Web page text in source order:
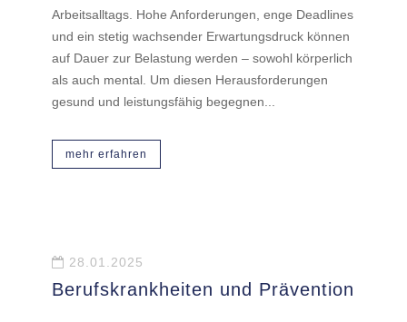
Arbeitsalltags. Hohe Anforderungen, enge Deadlines
und ein stetig wachsender Erwartungsdruck können
auf Dauer zur Belastung werden – sowohl körperlich
als auch mental. Um diesen Herausforderungen
gesund und leistungsfähig begegnen...
mehr erfahren
28.01.2025
Berufskrankheiten und Prävention